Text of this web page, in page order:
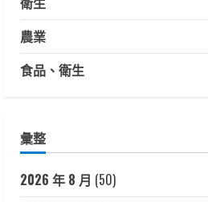
農業
食品、衛生
彙整
2026 年 8 月 (50)